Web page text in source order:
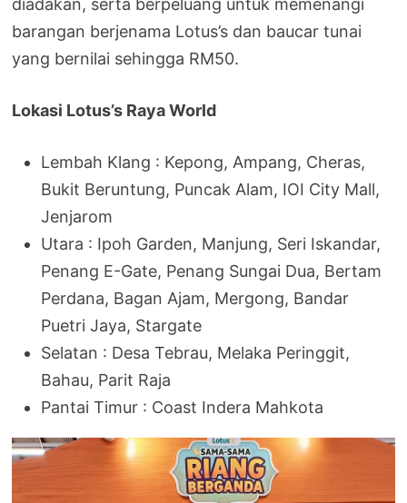
diadakan, serta berpeluang untuk memenangi
barangan berjenama Lotus’s dan baucar tunai
yang bernilai sehingga RM50.
Lokasi Lotus’s Raya World
Lembah Klang : Kepong, Ampang, Cheras,
Bukit Beruntung, Puncak Alam, IOI City Mall,
Jenjarom
Utara : Ipoh Garden, Manjung, Seri Iskandar,
Penang E-Gate, Penang Sungai Dua, Bertam
Perdana, Bagan Ajam, Mergong, Bandar
Puetri Jaya, Stargate
Selatan : Desa Tebrau, Melaka Peringgit,
Bahau, Parit Raja
Pantai Timur : Coast Indera Mahkota